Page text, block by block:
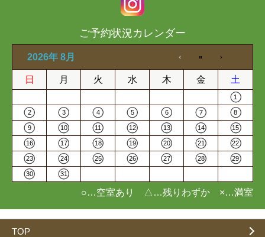
ご予約状況カレンダー
2026年 8月
日 月 火 水 木 金 土
1
2 3 4 5 6 7 8
9 10 11 12 13 14 15
16 17 18 19 20 21 22
23 24 25 26 27 28 29
30 31
○…空室あり △…残りわずか ×…満室
TOP